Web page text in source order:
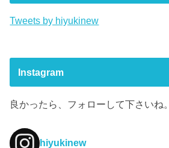
Tweets by hiyukinew
Instagram
良かったら、フォローして下さいね。
hiyukinew